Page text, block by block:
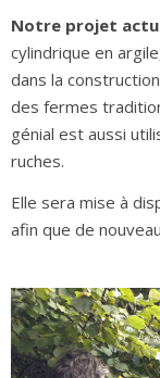
Notre projet
cylindrique en
dans la
des fermes
génial est aussi
ruches.
Elle sera mise à
afin que de